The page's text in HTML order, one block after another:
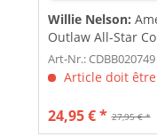
Willie Nelson:
Outlaw All-Star
CD+DVD)
Art-Nr.: CDBB020749
Article doit
27,95 € *
24,95 € *